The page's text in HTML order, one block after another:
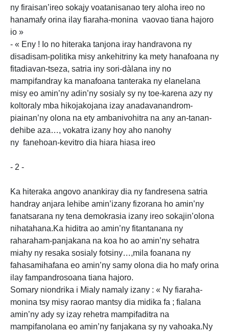
ny firaisan’ireo sokajy voatanisanao tery aloha ireo no
hanamafy orina ilay fiaraha-monina vaovao tiana hajoro
io »
- « Eny ! Io no hiteraka tanjona iray handravona ny
disadisam-politika misy ankehitriny ka mety hanafoana ny
fitadiavan-tseza, satria iny sori-dàlana iny no
mampifandray ka manafoana tanteraka ny elanelana
misy eo amin’ny adin’ny sosialy sy ny toe-karena azy ny
koltoraly mba hikojakojana izay anadavanandrom-
piainan’ny olona na ety ambanivohitra na any an-tanan-
dehibe aza…, vokatra izany hoy aho nanohy
ny fanehoan-kevitro dia hiara hiasa ireo
- 2 -
Ka hiteraka angovo anankiray dia ny fandresena satria
handray anjara lehibe amin’izany fizorana ho amin’ny
fanatsarana ny tena demokrasia izany ireo sokajin’olona
nihatahana.Ka hiditra ao amin’ny fitantanana ny
raharaham-panjakana na koa ho ao amin’ny sehatra
miahy ny resaka sosialy fotsiny…,mila foanana ny
fahasamihafana eo amin’ny samy olona dia ho mafy orina
ilay fampandrosoana tiana hajoro.
Somary niondrika i Mialy namaly izany : « Ny fiaraha-
monina tsy misy raorao mantsy dia midika fa ; fialana
amin’ny ady sy izay rehetra mampifaditra na
mampifanolana eo amin’ny fanjakana sy ny vahoaka.Ny